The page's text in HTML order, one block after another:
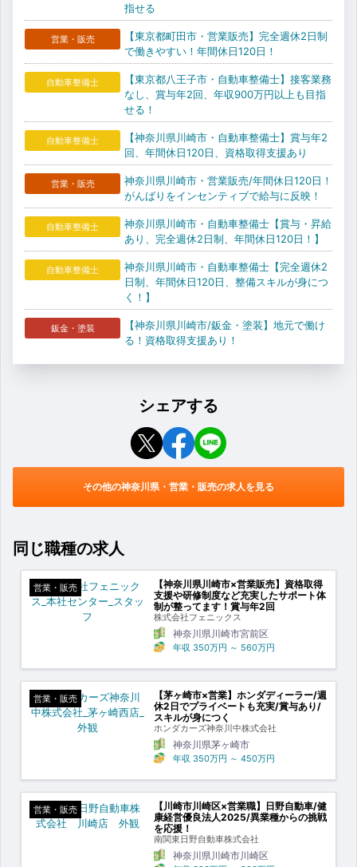
指せる
営業・販売
【東京都町田市・営業販売】完全週休2日制
で働きやすい！年間休日120日！
自動車整備士
【東京都八王子市・自動車整備士】接客業務
なし、賞与年2回、年収900万円以上も目指
せる！
自動車整備士
【神奈川県川崎市・自動車整備士】賞与年2
回、年間休日120日、資格取得支援あり
営業・販売
神奈川県川崎市・営業販売/年間休日120日！
がんばりをインセンティブで給与に反映！
自動車整備士
神奈川県川崎市・自動車整備士【賞与・昇給
あり、完全週休2日制、年間休日120日！】
自動車整備士
神奈川県川崎市・自動車整備士【完全週休2
日制、年間休日120日、整備スキルが身につ
く！】
鈑金・塗装
【神奈川県川崎市/鈑金・塗装】地元で働け
る！資格取得支援あり！
シェアする
その他の神奈川県・営業・販売の求人を見る
同じ職種の求人
営業・販売
【神奈川県川崎市×営業販売】資格取得
支援や研修制度など充実したサポート体
制が整ってます！賞与年2回
株式会社フェニックス
神奈川県川崎市宮前区
年収 350万円 ～ 560万円
営業・販売
【茅ヶ崎市×営業】ホンダディーラー/週
休2日でプライベートも充実/賞与あり/
スキルが身につく
ホンダカーズ神奈川中株式会社
神奈川県茅ヶ崎市
年収 350万円 ～ 450万円
営業・販売
【川崎市川崎区×営業職】日野自動車/健
康経営優良法人2025/異業種からの挑戦
を応援！
南関東日野自動車株式会社
神奈川県川崎市川崎区